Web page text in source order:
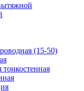
(15-50)
тонкостенная